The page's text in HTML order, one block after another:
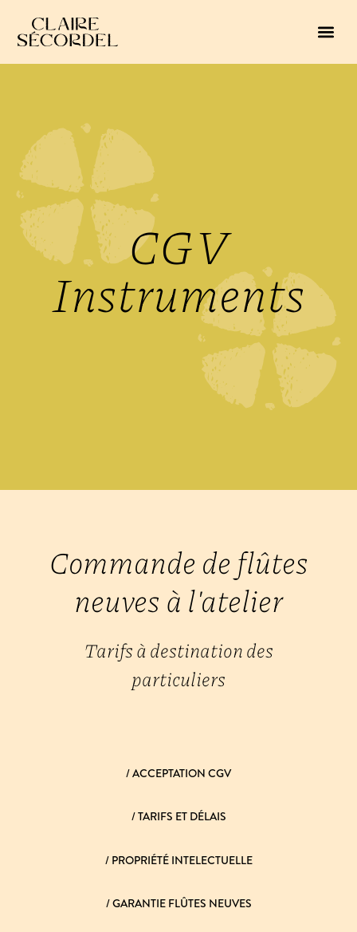
CGV
Instruments
Commande de flûtes
neuves à l'atelier
Tarifs à destination des
particuliers
/ACCEPTATION CGV
/TARIFS ET DÉLAIS
/ PROPRIÉTÉ INTELECTUELLE
/GARANTIE FLÛTES NEUVES